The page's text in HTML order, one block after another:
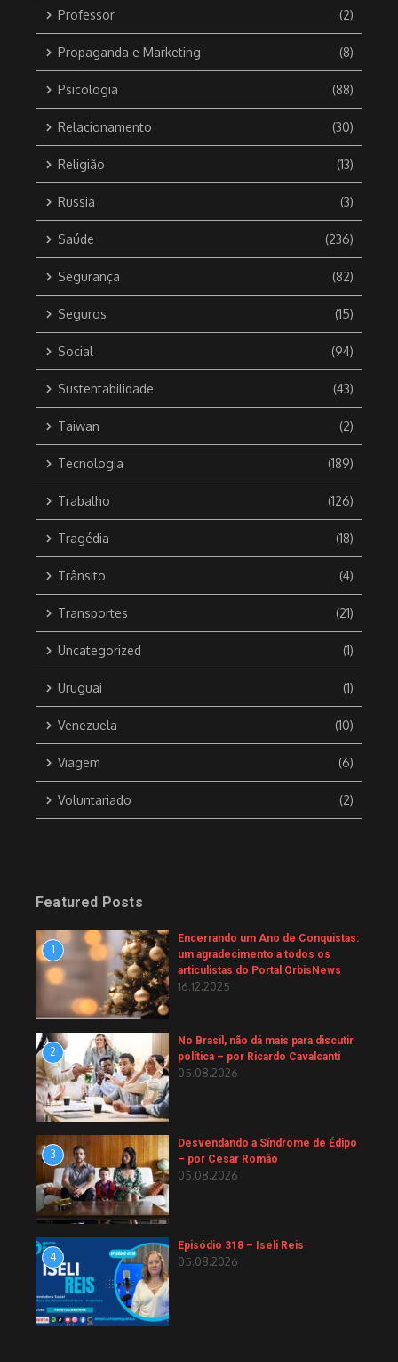
Professor (2)
Propaganda e Marketing (8)
Psicologia (88)
Relacionamento (30)
Religião (13)
Russia (3)
Saúde (236)
Segurança (82)
Seguros (15)
Social (94)
Sustentabilidade (43)
Taiwan (2)
Tecnologia (189)
Trabalho (126)
Tragédia (18)
Trânsito (4)
Transportes (21)
Uncategorized (1)
Uruguai (1)
Venezuela (10)
Viagem (6)
Voluntariado (2)
Featured Posts
1
Encerrando um Ano de Conquistas:
um agradecimento a todos os
articulistas do Portal OrbisNews
16.12.2025
2
No Brasil, não dá mais para discutir
política – por Ricardo Cavalcanti
05.08.2026
3
Desvendando a Síndrome de Édipo
– por Cesar Romão
05.08.2026
4
Episódio 318 – Iseli Reis
05.08.2026